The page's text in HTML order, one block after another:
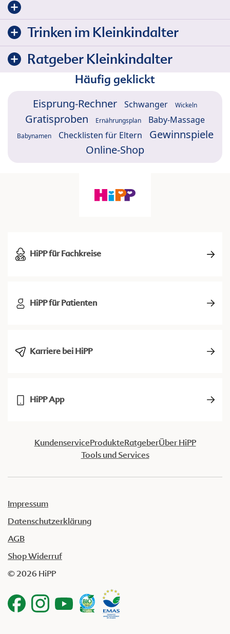
Trinken im Kleinkindalter
Ratgeber Kleinkindalter
Häufig geklickt
Eisprung-Rechner Schwanger Wickeln
Gratisproben Ernährungsplan Baby-Massage
Babynamen Checklisten für Eltern
Gewinnspiele
Online-Shop
HiPP für Fachkreise
HiPP für Patienten
Karriere bei HiPP
HiPP App
KundenserviceProdukteRatgeberÜber HiPP
Tools und Services
Impressum
Datenschutzerklärung
AGB
Shop Widerruf
© 2026 HiPP